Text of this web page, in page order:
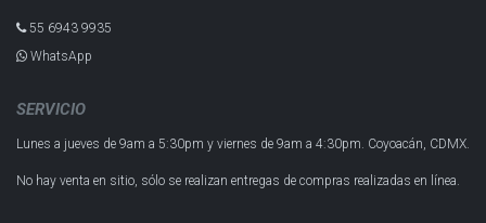
55 6943 993​5
WhatsApp
SERVICIO
Lunes a jueves de 9am a 5:30pm y viernes de 9am a 4:30pm. Coyoacán, CDMX.
No hay venta en sitio, sólo se realizan entregas de compras realizadas en línea.